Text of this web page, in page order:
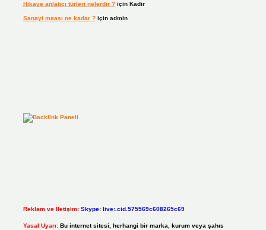
Hikaye anlatıcı türleri nelerdir ?için Kadir
Sanayi maaşı ne kadar ?için admin
Reklam ve İletişim: Skype: live:.cid.575569c608265c69
Yasal Uyarı: Bu internet sitesi, herhangi bir marka, kurum veya şahıs